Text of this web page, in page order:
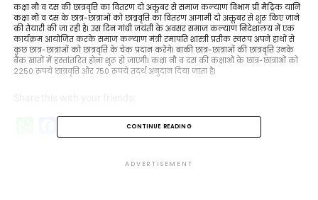
कक्षा नौ व दस की छात्रवृत्ति का वितरण दो अक्तूबर से समाज कल्याण विभाग प्री मैट्रिक यानि
कक्षा नौ व दस के छात्र-छात्राओं को छात्र्रवृत्ति का वितरण आगामी दो अक्तूबर से शुरू किए जाने
की तैयारी की जा रही है। उस दिन गांधी जयंती के अवसर समाज कल्याण निदेशालय में एक
कार्यक्रम आयोजित करके समाज कल्याण मंत्री रमापति शास्त्री प्रतीक स्वरूप अपने हाथों से
कुछ छात्र-छात्राओं को छात्रवृत्ति के चेक प्रदान करेंगे। बाकी छात्र-छात्राओं की छात्रवृत्ति उनके
बैंक खातों में हस्तांतरित होना शुरू हो जाएगी। कक्षा नौ व दस की कक्षाओं के छात्र-छात्राओं को
2250 रुपये छात्रवृत्ति और 750 रुपये तदर्थ अनुदान दिया जाता है।
LinkedIn
Copy
Link
GORAKHPUR NEWS
PURVANCHAL BHARAT NEWS
CONTINUE READING
ADVERTISEMENT